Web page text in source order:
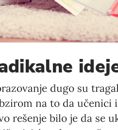
dugo su
na to da
rešenje bilo je da se
Interests
Online education
The Early Years Blog
SUBSCRIBE